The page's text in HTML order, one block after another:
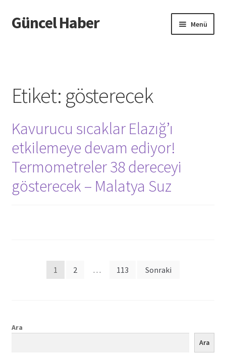
Dolaşıma
geç
İçeriğe
geç
Güncel Haber Menü
Etiket: gösterecek
Kavurucu sıcaklar Elazığ’ı
etkilemeye devam ediyor!
Termometreler 38 dereceyi
gösterecek – Malatya Suz
1 2 … 113 Sonraki
Ara
Ara